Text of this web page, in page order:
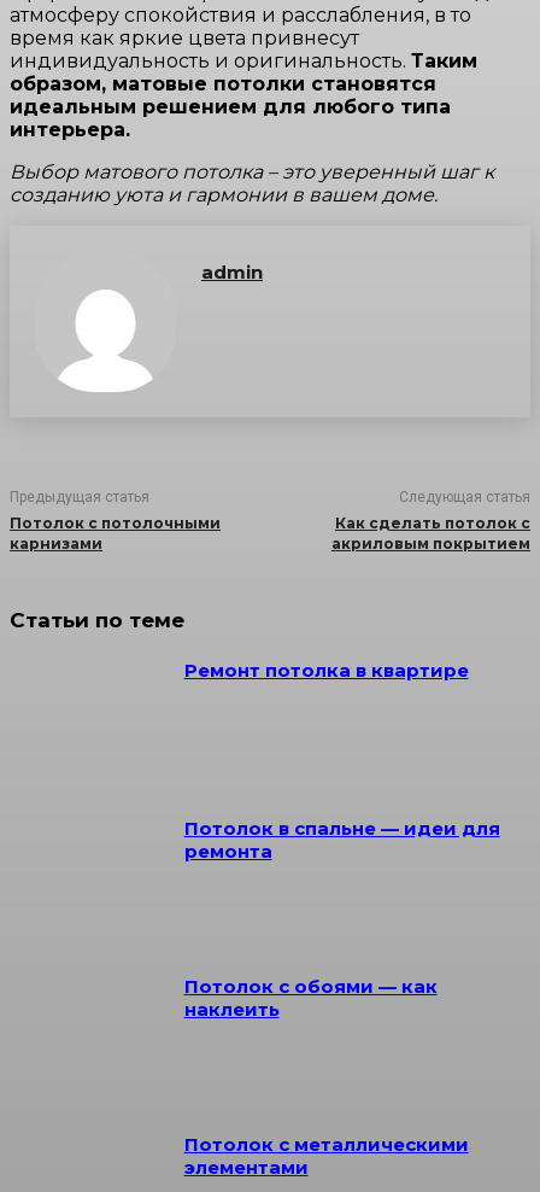
атмосферу спокойствия и расслабления, в то
время как яркие цвета привнесут
индивидуальность и оригинальность. Таким
образом, матовые потолки становятся
идеальным решением для любого типа
интерьера.
Выбор матового потолка – это уверенный шаг к
созданию уюта и гармонии в вашем доме.
admin
Предыдущая статья
Потолок с потолочными
карнизами
Следующая статья
Как сделать потолок с
акриловым покрытием
Статьи по теме
Ремонт потолка в квартире
Потолок в спальне — идеи для
ремонта
Потолок с обоями — как
наклеить
Потолок с металлическими
элементами